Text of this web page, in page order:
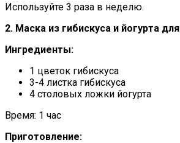
Используйте 3 раза в неделю.
2. Маска из гибискуса и йогурта
Ингредиенты:
1 цветок гибискуса
3-4 листка гибискуса
4 столовых ложки йогурта
Время: 1 час
Приготовление: